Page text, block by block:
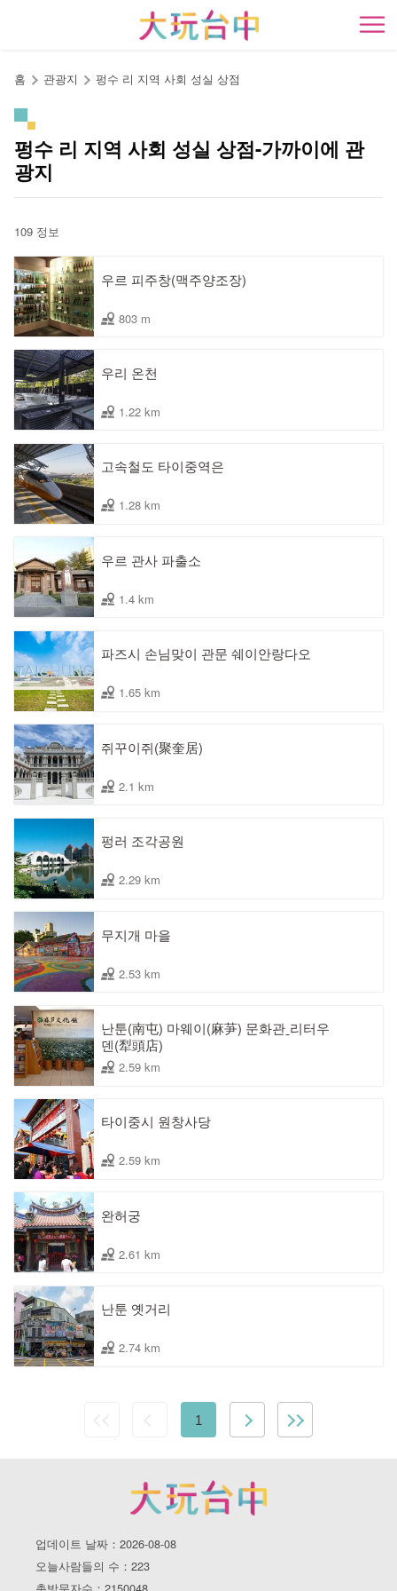
開
홈 관광지 펑수 리 지역 사회 성실 상점
펑수 리 지역 사회 성실 상점-가까이에 관
광지
109 정보
우르 피주창(맥주양조장)
803 m
우리 온천
1.22 km
고속철도 타이중역은
1.28 km
우르 관사 파출소
1.4 km
파즈시 손님맞이 관문 쉐이안랑다오
1.65 km
쥐꾸이쥐(聚奎居)
2.1 km
펑러 조각공원
2.29 km
무지개 마을
2.53 km
난툰(南屯) 마웨이(麻芛) 문화관ˍ리터우
덴(犁頭店)
2.59 km
타이중시 원창사당
2.59 km
완허궁
2.61 km
난툰 옛거리
2.74 km
1
업데이트 날짜：2026-08-08
오늘사람들의 수：223